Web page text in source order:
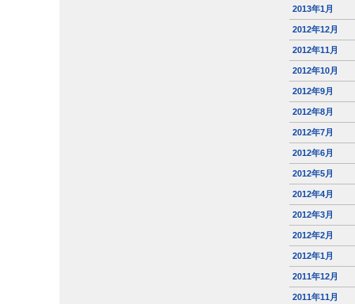
2013年1月
2012年12月
2012年11月
2012年10月
2012年9月
2012年8月
2012年7月
2012年6月
2012年5月
2012年4月
2012年3月
2012年2月
2012年1月
2011年12月
2011年11月